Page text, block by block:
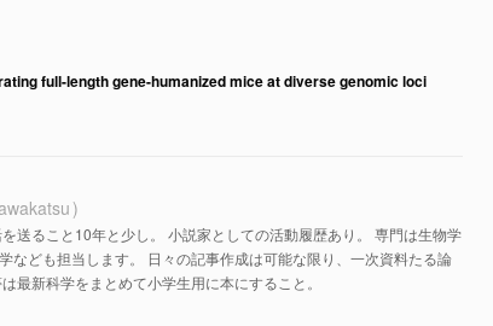
full-length gene-humanized mice at diverse genomic loci
送ること10年と少し。 小説家としての活動履歴あり。 専門は生物学
なども担当します。 日々の記事作成は可能な限り、一次資料たる論
最新科学をまとめて小学生用に本にすること。